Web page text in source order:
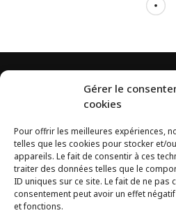
Gérer le
cookies
Pour offrir les meilleures expériences,
telles que les cookies pour stocker et/
appareils. Le fait de consentir à ces
traiter des données telles que le
ID uniques sur ce site. Le fait de ne
consentement peut avoir un effet
et fonctions.